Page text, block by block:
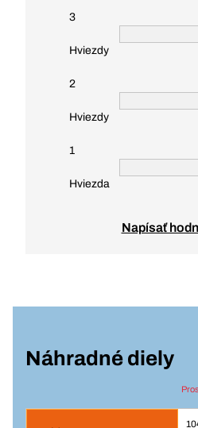
3
Hviezdy
2
Hviezdy
1
Hviezda
Napísať
Náhradné diely